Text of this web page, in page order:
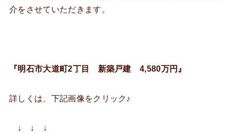
介をさせていただきます。
『明石市大道町2丁目 新築戸建 4,580万円』
詳しくは、下記画像をクリック♪
↓ ↓ ↓